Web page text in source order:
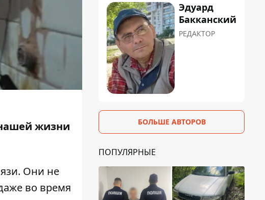
жизни
Они не
во время
Эдуард
Бакканский
РЕДАКТОР
БОЛЬШЕ АВТОРОВ
ПОПУЛЯРНЫЕ